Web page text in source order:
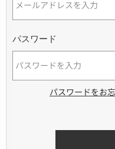
パスワード
パスワードをお